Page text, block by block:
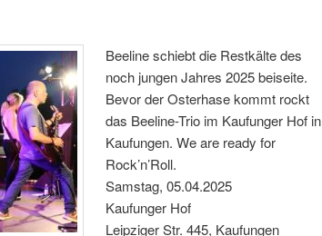
Beeline schiebt die Restkälte des
noch jungen Jahres 2025 beiseite.
Bevor der Osterhase kommt rockt
das Beeline-Trio im Kaufunger Hof in
Kaufungen. We are ready for
Rock’n’Roll.
Samstag, 05.04.2025
Kaufunger Hof
Leipziger Str. 445, Kaufungen